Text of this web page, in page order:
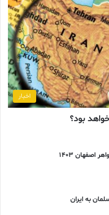
اخبار
بود؟
اصفهان 1403
به ایران